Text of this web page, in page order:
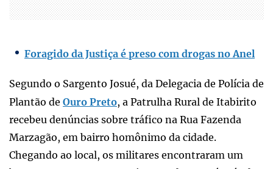
Foragido da Justiça é preso com drogas no Anel
Segundo o Sargento Josué, da Delegacia de Polícia de
Plantão de Ouro Preto, a Patrulha Rural de Itabirito
recebeu denúncias sobre tráfico na Rua Fazenda
Marzagão, em bairro homônimo da cidade.
Chegando ao local, os militares encontraram um